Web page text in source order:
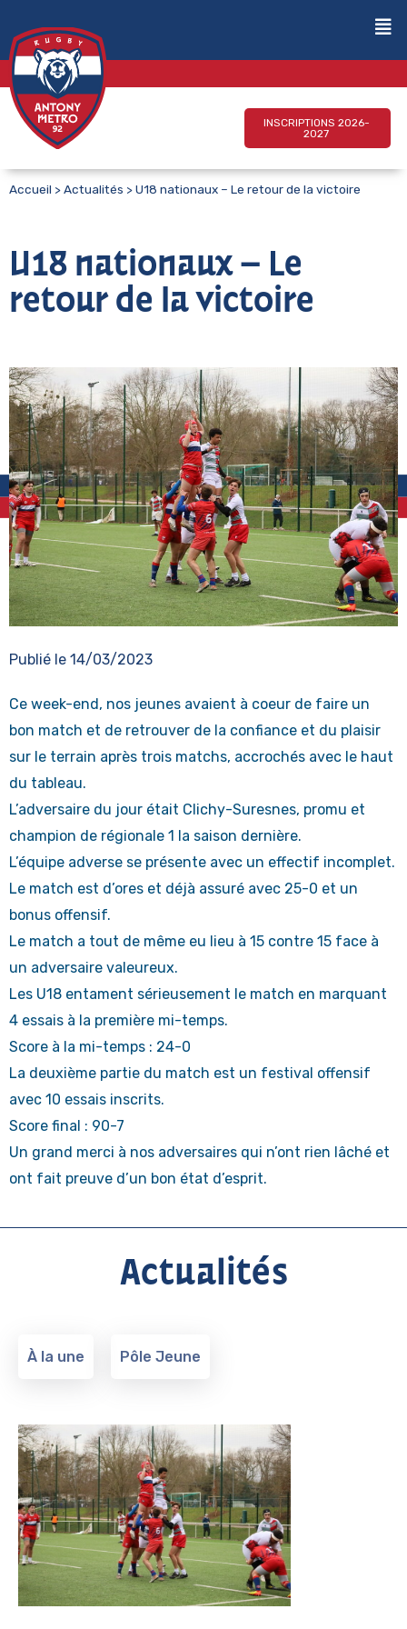
INSCRIPTIONS 2026-
2027
Accueil >Actualités >U18 nationaux – Le retour de la victoire
U18 nationaux – Le
retour de la victoire
Publié le 14/03/2023
Ce week-end, nos jeunes avaient à coeur de faire un
bon match et de retrouver de la confiance et du plaisir
sur le terrain après trois matchs, accrochés avec le haut
du tableau.
L’adversaire du jour était Clichy-Suresnes, promu et
champion de régionale 1 la saison dernière.
L’équipe adverse se présente avec un effectif incomplet.
Le match est d’ores et déjà assuré avec 25-0 et un
bonus offensif.
Le match a tout de même eu lieu à 15 contre 15 face à
un adversaire valeureux.
Les U18 entament sérieusement le match en marquant
4 essais à la première mi-temps.
Score à la mi-temps : 24-0
La deuxième partie du match est un festival offensif
avec 10 essais inscrits.
Score final : 90-7
Un grand merci à nos adversaires qui n’ont rien lâché et
ont fait preuve d’un bon état d’esprit.
Actualités
À la une Pôle Jeune